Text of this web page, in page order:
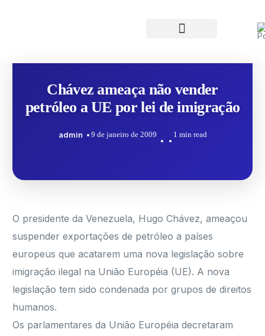
Chávez ameaça não vender
petróleo a UE por lei de imigração
admin 9 de janeiro de 2009 1 min read
O presidente da Venezuela, Hugo Chávez, ameaçou
suspender exportações de petróleo a países
europeus que acatarem uma nova legislação sobre
imigração ilegal na União Européia (UE). A nova
legislação tem sido condenada por grupos de direitos
humanos.
Os parlamentares da União Européia decretaram